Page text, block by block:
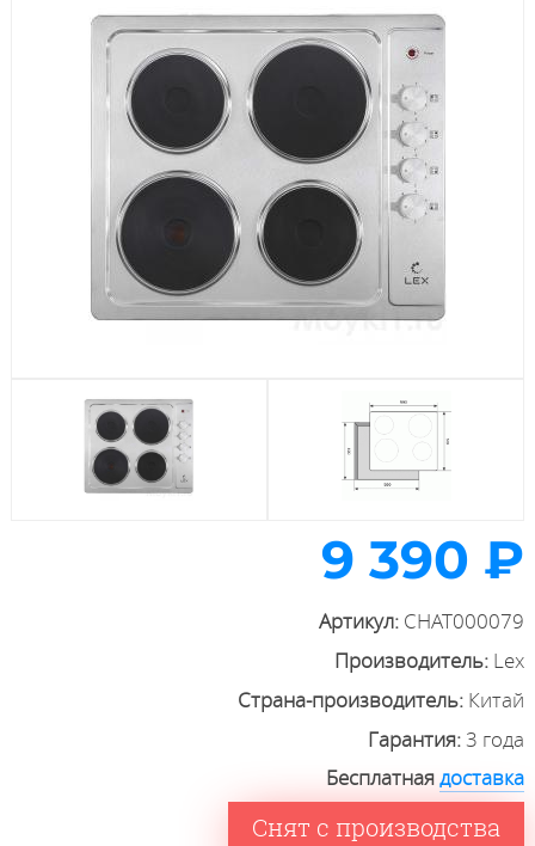
Стиральные машины
Холодильники
9 390 ₽
Артикул: CHAT000079
Производитель: Lex
Страна-производитель: Китай
Гарантия:3 года
Бесплатнаядоставка
Снят с производства